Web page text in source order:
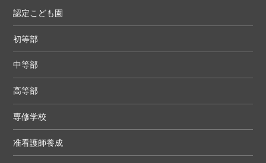
認定こども園
初等部
中等部
高等部
専修学校
准看護師養成